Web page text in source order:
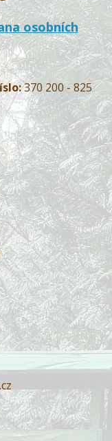
osobních
370 200 - 825